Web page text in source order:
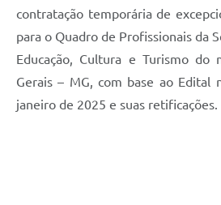
contratação temporária de
para o Quadro de Profissionais da
Educação, Cultura e Turismo do
Gerais – MG, com base ao Edital
janeiro de 2025 e suas retificações.